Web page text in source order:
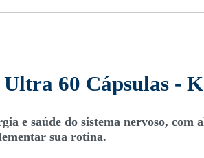
60 Cápsulas -
e saúde do sistema nervoso, com
sua rotina.